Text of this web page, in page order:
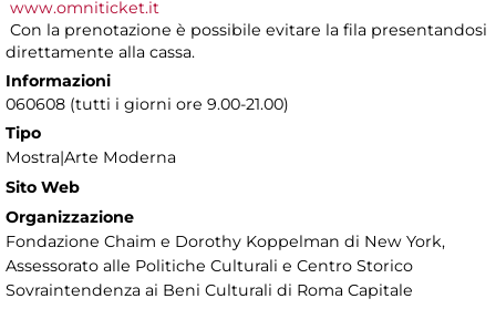
www.omniticket.it
Con la prenotazione è possibile evitare la fila presentandosi
direttamente alla cassa.
Informazioni
060608 (tutti i giorni ore 9.00-21.00)
Tipo
Mostra|Arte Moderna
Sito Web
Organizzazione
Fondazione Chaim e Dorothy Koppelman di New York,
Assessorato alle Politiche Culturali e Centro Storico
Sovraintendenza ai Beni Culturali di Roma Capitale